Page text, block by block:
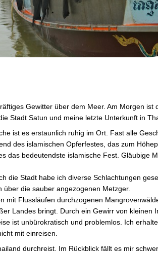
Gewitter über dem Meer. Am Morgen
Stadt Satun und meine letzte Unterkunft in
ist es erstaunlich ruhig im Ort. Fast alle
des islamischen Opferfestes, das zum
das bedeutendste islamische Fest. Gläubige
die Stadt habe ich diverse Schlachtungen
über die sauber angezogenen Metzger.
mit Flussläufen durchzogenen
Landes bringt. Durch ein Gewirr von
ist unbürokratisch und problemlos. Ich
mit einreisen.
durchreist. Im Rückblick fällt es mir